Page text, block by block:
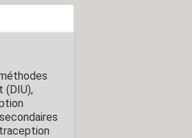
(DIU),